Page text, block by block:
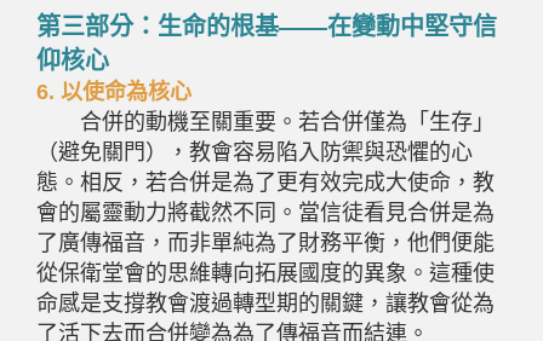
第三部分：生命的根基——在變動中堅守信
仰核心
6. 以使命為核心
合併的動機至關重要。若合併僅為「生存」
（避免關門），教會容易陷入防禦與恐懼的心
態。相反，若合併是為了更有效完成大使命，教
會的屬靈動力將截然不同。當信徒看見合併是為
了廣傳福音，而非單純為了財務平衡，他們便能
從保衛堂會的思維轉向拓展國度的異象。這種使
命感是支撐教會渡過轉型期的關鍵，讓教會從為
了活下去而合併變為為了傳福音而結連。